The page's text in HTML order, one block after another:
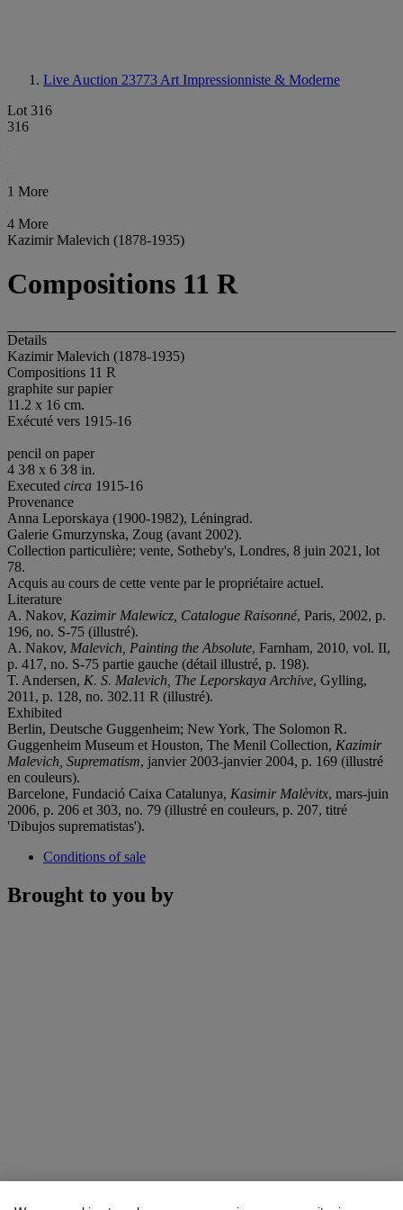
Live Auction 23773 Art Impressionniste & Moderne
Lot 316
316
1 More
4 More
Kazimir Malevich (1878-1935)
Compositions 11 R
Details
Kazimir Malevich (1878-1935)
Compositions 11 R
graphite sur papier
11.2 x 16 cm.
Exécuté vers 1915-16
pencil on paper
4 3⁄8 x 6 3⁄8 in.
Executed circa 1915-16
Provenance
Anna Leporskaya (1900-1982), Léningrad.
Galerie Gmurzynska, Zoug (avant 2002).
Collection particulière; vente, Sotheby's, Londres, 8 juin 2021, lot
78.
Acquis au cours de cette vente par le propriétaire actuel.
Literature
A. Nakov, Kazimir Malewicz, Catalogue Raisonné, Paris, 2002, p.
196, no. S-75 (illustré).
A. Nakov, Malevich, Painting the Absolute, Farnham, 2010, vol. II,
p. 417, no. S-75 partie gauche (détail illustré, p. 198).
T. Andersen, K. S. Malevich, The Leporskaya Archive, Gylling,
2011, p. 128, no. 302.11 R (illustré).
Exhibited
Berlin, Deutsche Guggenheim; New York, The Solomon R.
Guggenheim Museum et Houston, The Menil Collection, Kazimir
Malevich, Suprematism, janvier 2003-janvier 2004, p. 169 (illustré
en couleurs).
Barcelone, Fundació Caixa Catalunya, Kasimir Malèvitx, mars-juin
2006, p. 206 et 303, no. 79 (illustré en couleurs, p. 207, titré
'Dibujos suprematistas').
Conditions of sale
Brought to you by